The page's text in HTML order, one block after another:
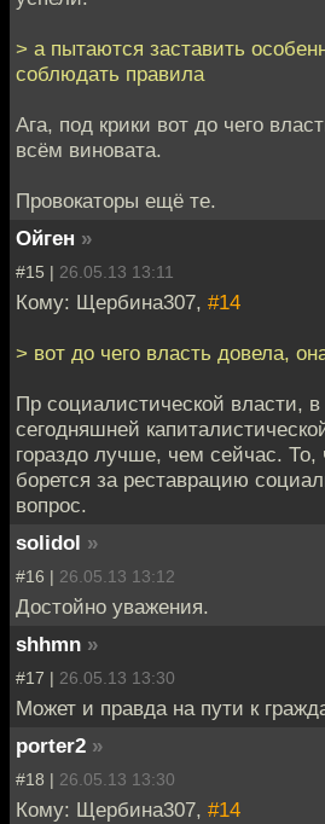
> а пытаются заставить
соблюдать правила
Ага, под крики вот до чего
всём виновата.
Провокаторы ещё те.
Ойген »
#15 | 26.05.13 13:11
Кому: Щербина307, #14
> вот до чего власть довела,
Пр социалистической власти,
сегодняшней
гораздо лучше, чем сейчас. То,
борется за реставрацию
вопрос.
solidol »
#16 | 26.05.13 13:12
Достойно уважения.
shhmn »
#17 | 26.05.13 13:30
Может и правда на пути к
porter2 »
#18 | 26.05.13 13:30
Кому: Щербина307, #14